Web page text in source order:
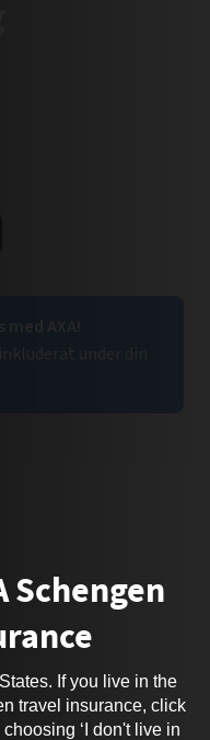
Schengen
If you live in the
travel insurance, click
‘I don't live in
AXA!
under din